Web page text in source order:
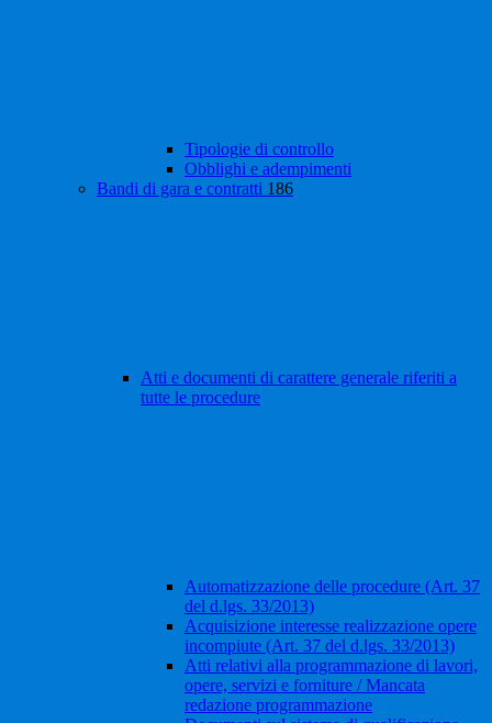
Tipologie di controllo
Obblighi e adempimenti
Bandi di gara e contratti 186
Atti e documenti di carattere generale riferiti a
tutte le procedure
Automatizzazione delle procedure (Art. 37
del d.lgs. 33/2013)
Acquisizione interesse realizzazione opere
incompiute (Art. 37 del d.lgs. 33/2013)
Atti relativi alla programmazione di lavori,
opere, servizi e forniture / Mancata
redazione programmazione